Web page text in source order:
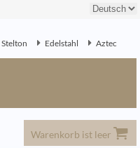
Stelton Edelstahl Aztec
Warenkorb ist leer